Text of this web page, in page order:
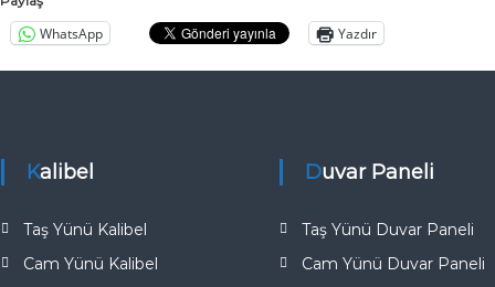
WhatsApp Yazdır
Kalibel
Taş Yünü Kalibel
Cam Yünü Kalibel
Duvar Paneli
Taş Yünü Duvar Paneli
Cam Yünü Duvar Paneli